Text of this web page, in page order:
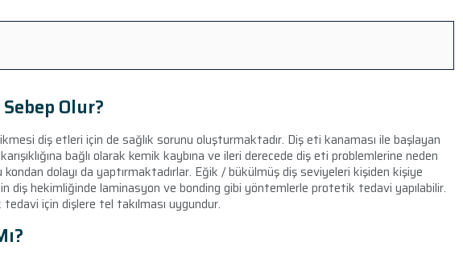
Olur?
diş etleri için de sağlık sorunu oluşturmaktadır. Diş eti kanaması ile başlayan
bağlı olarak kemik kaybına ve ileri derecede diş eti problemlerine neden
kondan dolayı da yaptırmaktadırlar. Eğik / bükülmüş diş seviyeleri kişiden kişiye
diş hekimliğinde laminasyon ve bonding gibi yöntemlerle protetik tedavi yapılabilir.
için dişlere tel takılması uygundur.